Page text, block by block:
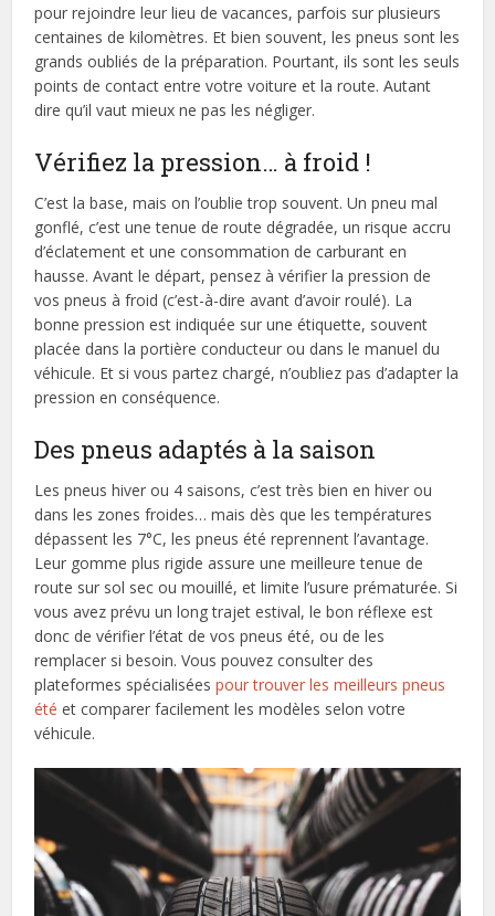
pour rejoindre leur lieu de vacances, parfois sur plusieurs
centaines de kilomètres. Et bien souvent, les pneus sont les
grands oubliés de la préparation. Pourtant, ils sont les seuls
points de contact entre votre voiture et la route. Autant
dire qu’il vaut mieux ne pas les négliger.
Vérifiez la pression… à froid !
C’est la base, mais on l’oublie trop souvent. Un pneu mal
gonflé, c’est une tenue de route dégradée, un risque accru
d’éclatement et une consommation de carburant en
hausse. Avant le départ, pensez à vérifier la pression de
vos pneus à froid (c’est-à-dire avant d’avoir roulé). La
bonne pression est indiquée sur une étiquette, souvent
placée dans la portière conducteur ou dans le manuel du
véhicule. Et si vous partez chargé, n’oubliez pas d’adapter la
pression en conséquence.
Des pneus adaptés à la saison
Les pneus hiver ou 4 saisons, c’est très bien en hiver ou
dans les zones froides… mais dès que les températures
dépassent les 7°C, les pneus été reprennent l’avantage.
Leur gomme plus rigide assure une meilleure tenue de
route sur sol sec ou mouillé, et limite l’usure prématurée. Si
vous avez prévu un long trajet estival, le bon réflexe est
donc de vérifier l’état de vos pneus été, ou de les
remplacer si besoin. Vous pouvez consulter des
plateformes spécialiséespour trouver les meilleurs pneus
été et comparer facilement les modèles selon votre
véhicule.